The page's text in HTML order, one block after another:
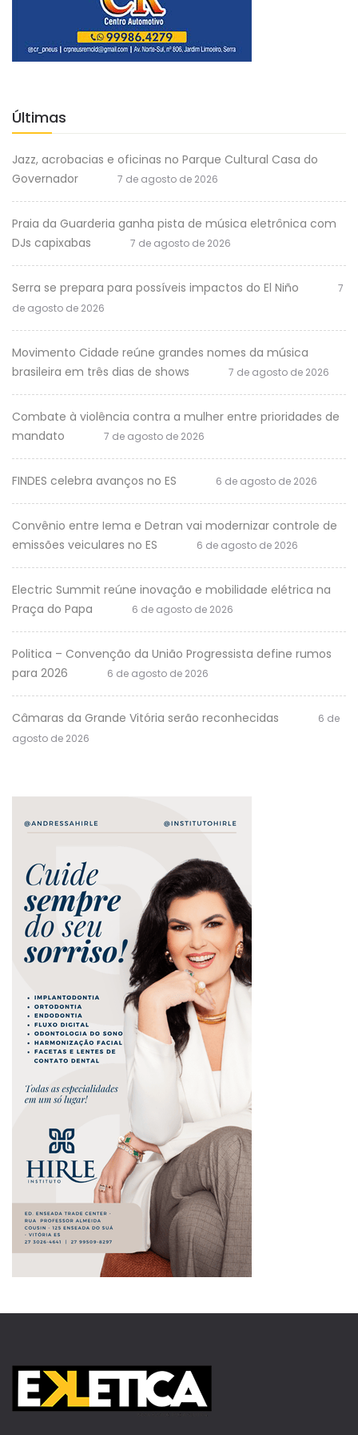
Últimas
Jazz, acrobacias e oficinas no Parque Cultural Casa do
Governador
7 de agosto de 2026
Praia da Guarderia ganha pista de música eletrônica com
DJs capixabas
7 de agosto de 2026
Serra se prepara para possíveis impactos do El Niño
7
de agosto de 2026
Movimento Cidade reúne grandes nomes da música
brasileira em três dias de shows
7 de agosto de 2026
Combate à violência contra a mulher entre prioridades de
mandato
7 de agosto de 2026
FINDES celebra avanços no ES 6 de agosto de 2026
Convênio entre Iema e Detran vai modernizar controle de
emissões veiculares no ES
6 de agosto de 2026
Electric Summit reúne inovação e mobilidade elétrica na
Praça do Papa
6 de agosto de 2026
Politica – Convenção da União Progressista define rumos
para 2026
6 de agosto de 2026
Câmaras da Grande Vitória serão reconhecidas
6 de
agosto de 2026